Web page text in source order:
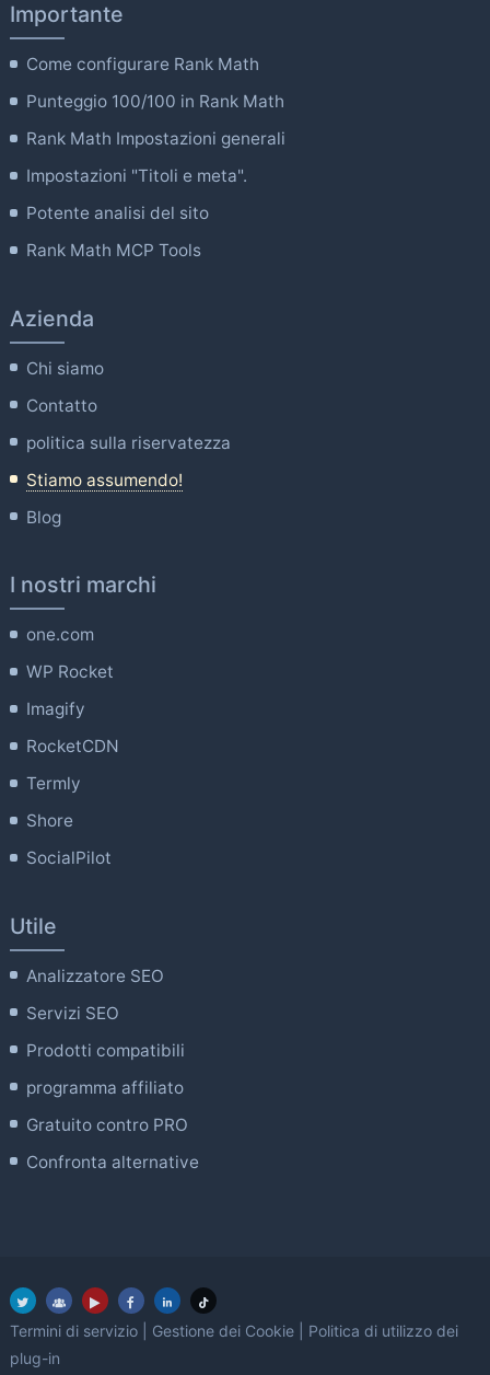
Importante
Come configurare Rank Math
Punteggio 100/100 in Rank Math
Rank Math Impostazioni generali
Impostazioni "Titoli e meta".
Potente analisi del sito
Rank Math MCP Tools
Azienda
Chi siamo
Contatto
politica sulla riservatezza
Stiamo assumendo!
Blog
I nostri marchi
one.com
WP Rocket
Imagify
RocketCDN
Termly
Shore
SocialPilot
Utile
Analizzatore SEO
Servizi SEO
Prodotti compatibili
programma affiliato
Gratuito contro PRO
Confronta alternative
Termini di servizio Gestione dei Cookie
Politica di utilizzo dei
plug-in